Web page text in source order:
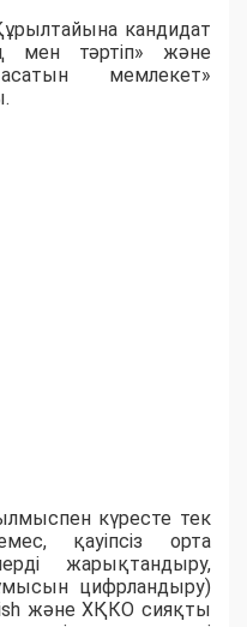
кандидат
мен тәртіп» және
мемлекет»
күресте тек
қауіпсіз орта
жарықтандыру,
цифрландыру)
және ХҚКО сияқты